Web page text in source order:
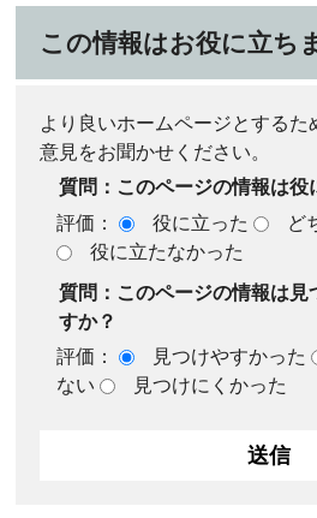
この情報はお役に立ち
より良いホームページとするた
意見をお聞かせください。
質問：このページの情報は役
評価：
役に立った
ど
役に立たなかった
質問：このページの情報は見
すか？
評価：
見つけやすかった
ない
見つけにくかった